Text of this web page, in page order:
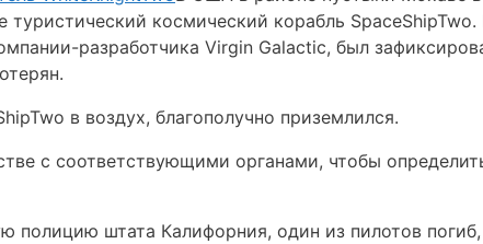
туристический космический корабль SpaceShipTwo.
разработчика Virgin Galactic, был
в воздух, благополучно приземлился.
с соответствующими органами, чтобы
полицию штата Калифорния, один из пилотов